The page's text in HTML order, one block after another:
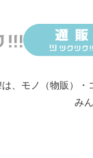
、 モノ（物販） ・
み